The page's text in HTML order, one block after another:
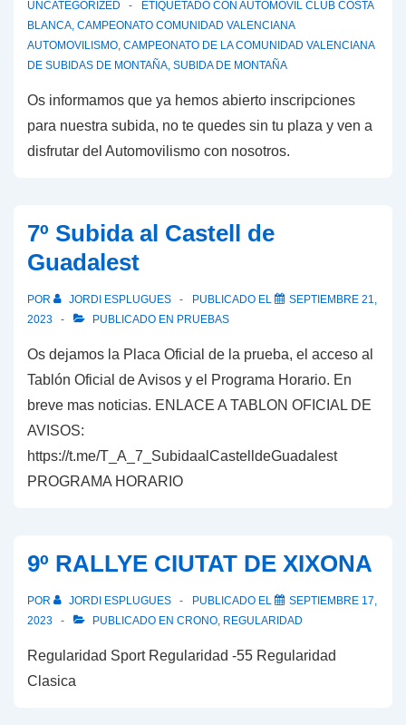
UNCATEGORIZED
ETIQUETADO CON AUTOMOVIL CLUB COSTA
BLANCA CAMPEONATO COMUNIDAD VALENCIANA
AUTOMOVILISMO CAMPEONATO DE LA COMUNIDAD VALENCIANA
DE SUBIDAS DE MONTAÑA SUBIDA DE MONTAÑA
Os informamos que ya hemos abierto inscripciones
para nuestra subida, no te quedes sin tu plaza y ven a
disfrutar del Automovilismo con nosotros.
7º Subida al Castell de
Guadalest
POR JORDI ESPLUGUES PUBLICADO EL
SEPTIEMBRE 21,
2023
PUBLICADO EN PRUEBAS
Os dejamos la Placa Oficial de la prueba, el acceso al
Tablón Oficial de Avisos y el Programa Horario. En
breve mas noticias. ENLACE A TABLON OFICIAL DE
AVISOS:
https://t.me/T_A_7_SubidaalCastelldeGuadalest
PROGRAMA HORARIO
9º RALLYE CIUTAT DE XIXONA
POR JORDI ESPLUGUES PUBLICADO EL
SEPTIEMBRE 17,
2023
PUBLICADO EN CRONO REGULARIDAD
Regularidad Sport Regularidad -55 Regularidad
Clasica